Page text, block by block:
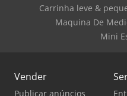
Carrinha leve &
Maquina De
Mini
Vender
Publicar anúncios